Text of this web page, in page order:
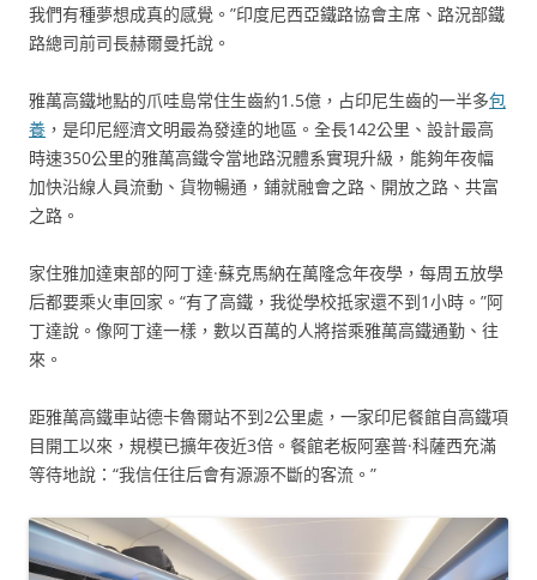
我們有種夢想成真的感覺。”印度尼西亞鐵路協會主席、路況部鐵
路總司前司長赫爾曼托說。
雅萬高鐵地點的爪哇島常住生齒約1.5億，占印尼生齒的一半多包
養 ，是印尼經濟文明最為發達的地區。全長142公里、設計最高
時速350公里的雅萬高鐵令當地路況體系實現升級，能夠年夜幅
加快沿線人員流動、貨物暢通，鋪就融會之路、開放之路、共富
之路。
家住雅加達東部的阿丁達·蘇克馬納在萬隆念年夜學，每周五放學
后都要乘火車回家。“有了高鐵，我從學校抵家還不到1小時。”阿
丁達說。像阿丁達一樣，數以百萬的人將搭乘雅萬高鐵通勤、往
來。
距雅萬高鐵車站德卡魯爾站不到2公里處，一家印尼餐館自高鐵項
目開工以來，規模已擴年夜近3倍。餐館老板阿塞普·科薩西充滿
等待地說：“我信任往后會有源源不斷的客流。”